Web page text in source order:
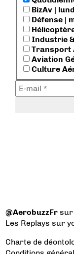
BizAv |
Défense |
Industrie
Transport
Aviation
Culture
@AerobuzzFr
Les Replays sur
Charte de